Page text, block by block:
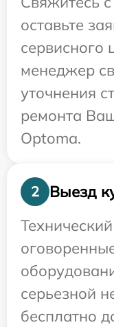
оставьте
сервисного
менеджер
уточнения
ремонта
Optoma.
2
Выезд
серьезной
бесплатно